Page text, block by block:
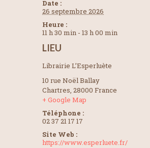
Date :
26 septembre 2026
Heure :
11 h 30 min - 13 h 00 min
LIEU
Librairie L’Esperluète
10 rue Noël Ballay
Chartres, 28000 France
+ Google Map
Téléphone :
02 37 21 17 17
Site Web :
https://www.esperluete.fr/